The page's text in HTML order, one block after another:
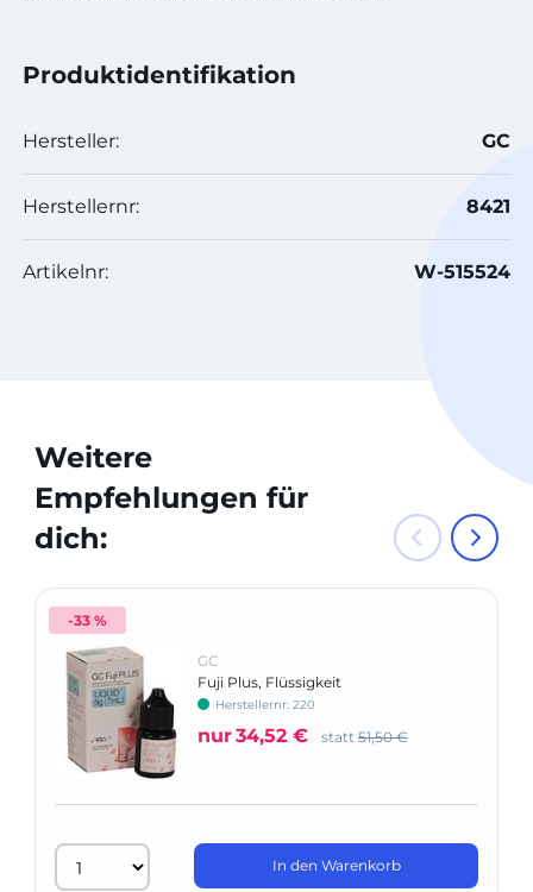
Produktidentifikation
Hersteller: GC
Herstellernr: 8421
Artikelnr: W-515524
Weitere
Empfehlungen für
dich:
-33 %
GC
Fuji Plus, Flüssigkeit
Herstellernr: 220
nur34,52 € statt 51,50 €
In den Warenkorb